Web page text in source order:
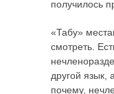
получилось
«Табу»
смотреть.
другой язык,
почему,